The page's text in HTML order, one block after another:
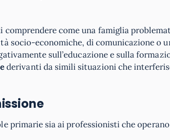
comprendere come una famiglia
economiche, di comunicazione o
sull’educazione e sulla
derivanti da simili situazioni che
primarie sia ai professionisti che